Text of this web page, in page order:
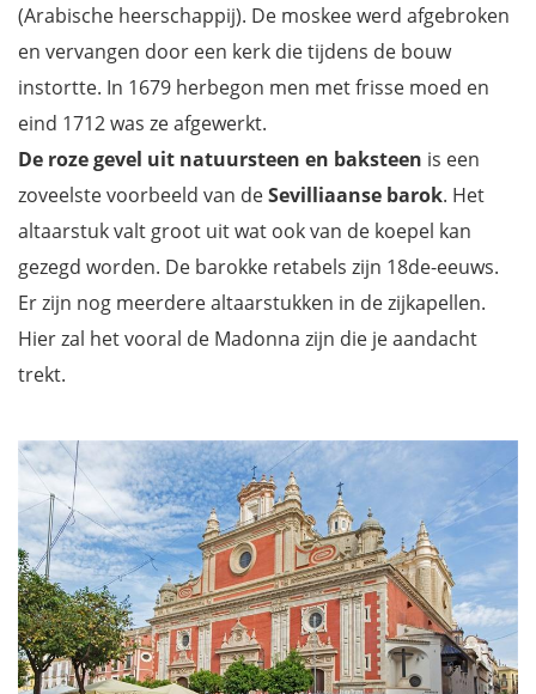
(Arabische heerschappij). De moskee werd afgebroken
en vervangen door een kerk die tijdens de bouw
instortte. In 1679 herbegon men met frisse moed en
eind 1712 was ze afgewerkt.
De roze gevel uit natuursteen en baksteen is een
zoveelste voorbeeld van deSevilliaanse barok. Het
altaarstuk valt groot uit wat ook van de koepel kan
gezegd worden. De barokke retabels zijn 18de-eeuws.
Er zijn nog meerdere altaarstukken in de zijkapellen.
Hier zal het vooral de Madonna zijn die je aandacht
trekt.